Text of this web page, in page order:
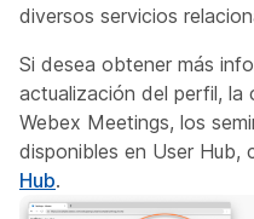
diversos servicios
Si desea obtener más
actualización del perfil, la
Webex Meetings, los
disponibles en User Hub,
Hub.